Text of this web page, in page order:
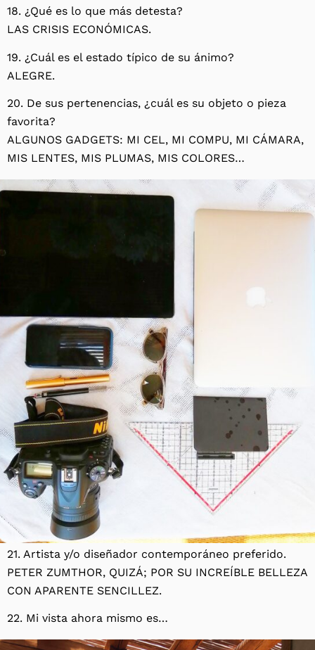
18. ¿Qué es lo que más detesta?
LAS CRISIS ECONÓMICAS.
19. ¿Cuál es el estado típico de su ánimo?
ALEGRE.
20. De sus pertenencias, ¿cuál es su objeto o pieza
favorita?
ALGUNOS GADGETS: MI CEL, MI COMPU, MI CÁMARA,
MIS LENTES, MIS PLUMAS, MIS COLORES…
21. Artista y/o diseñador contemporáneo preferido.
PETER ZUMTHOR, QUIZÁ; POR SU INCREÍBLE BELLEZA
CON APARENTE SENCILLEZ.
22. Mi vista ahora mismo es…